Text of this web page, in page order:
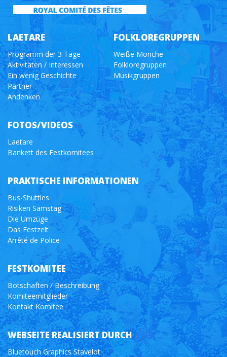
LAETARE
Programm der 3 Tage
Aktivitäten / Interessen
Ein wenig Geschichte
Partner
Andenken
FOLKLOREGRUPPEN
Weiße Mönche
Folkloregruppen
Musikgruppen
FOTOS/VIDEOS
Laetare
Bankett des Festkomitees
PRAKTISCHE INFORMATIONEN
Bus-Shuttles
Risiken Samstag
Die Umzüge
Das Festzelt
Arrêté de Police
FESTKOMITEE
Botschaften / Beschreibung
Komiteemitglieder
Kontakt Komitee
WEBSEITE REALISIERT DURCH
Bluetouch Graphics Stavelot